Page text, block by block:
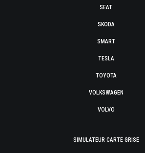
SEAT
SKODA
SMART
TESLA
TOYOTA
VOLKSWAGEN
VOLVO
SIMULATEUR CARTE GRISE